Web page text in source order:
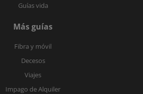
Guías vida
Más guías
Fibra y móvil
Decesos
Viajes
Impago de Alquiler